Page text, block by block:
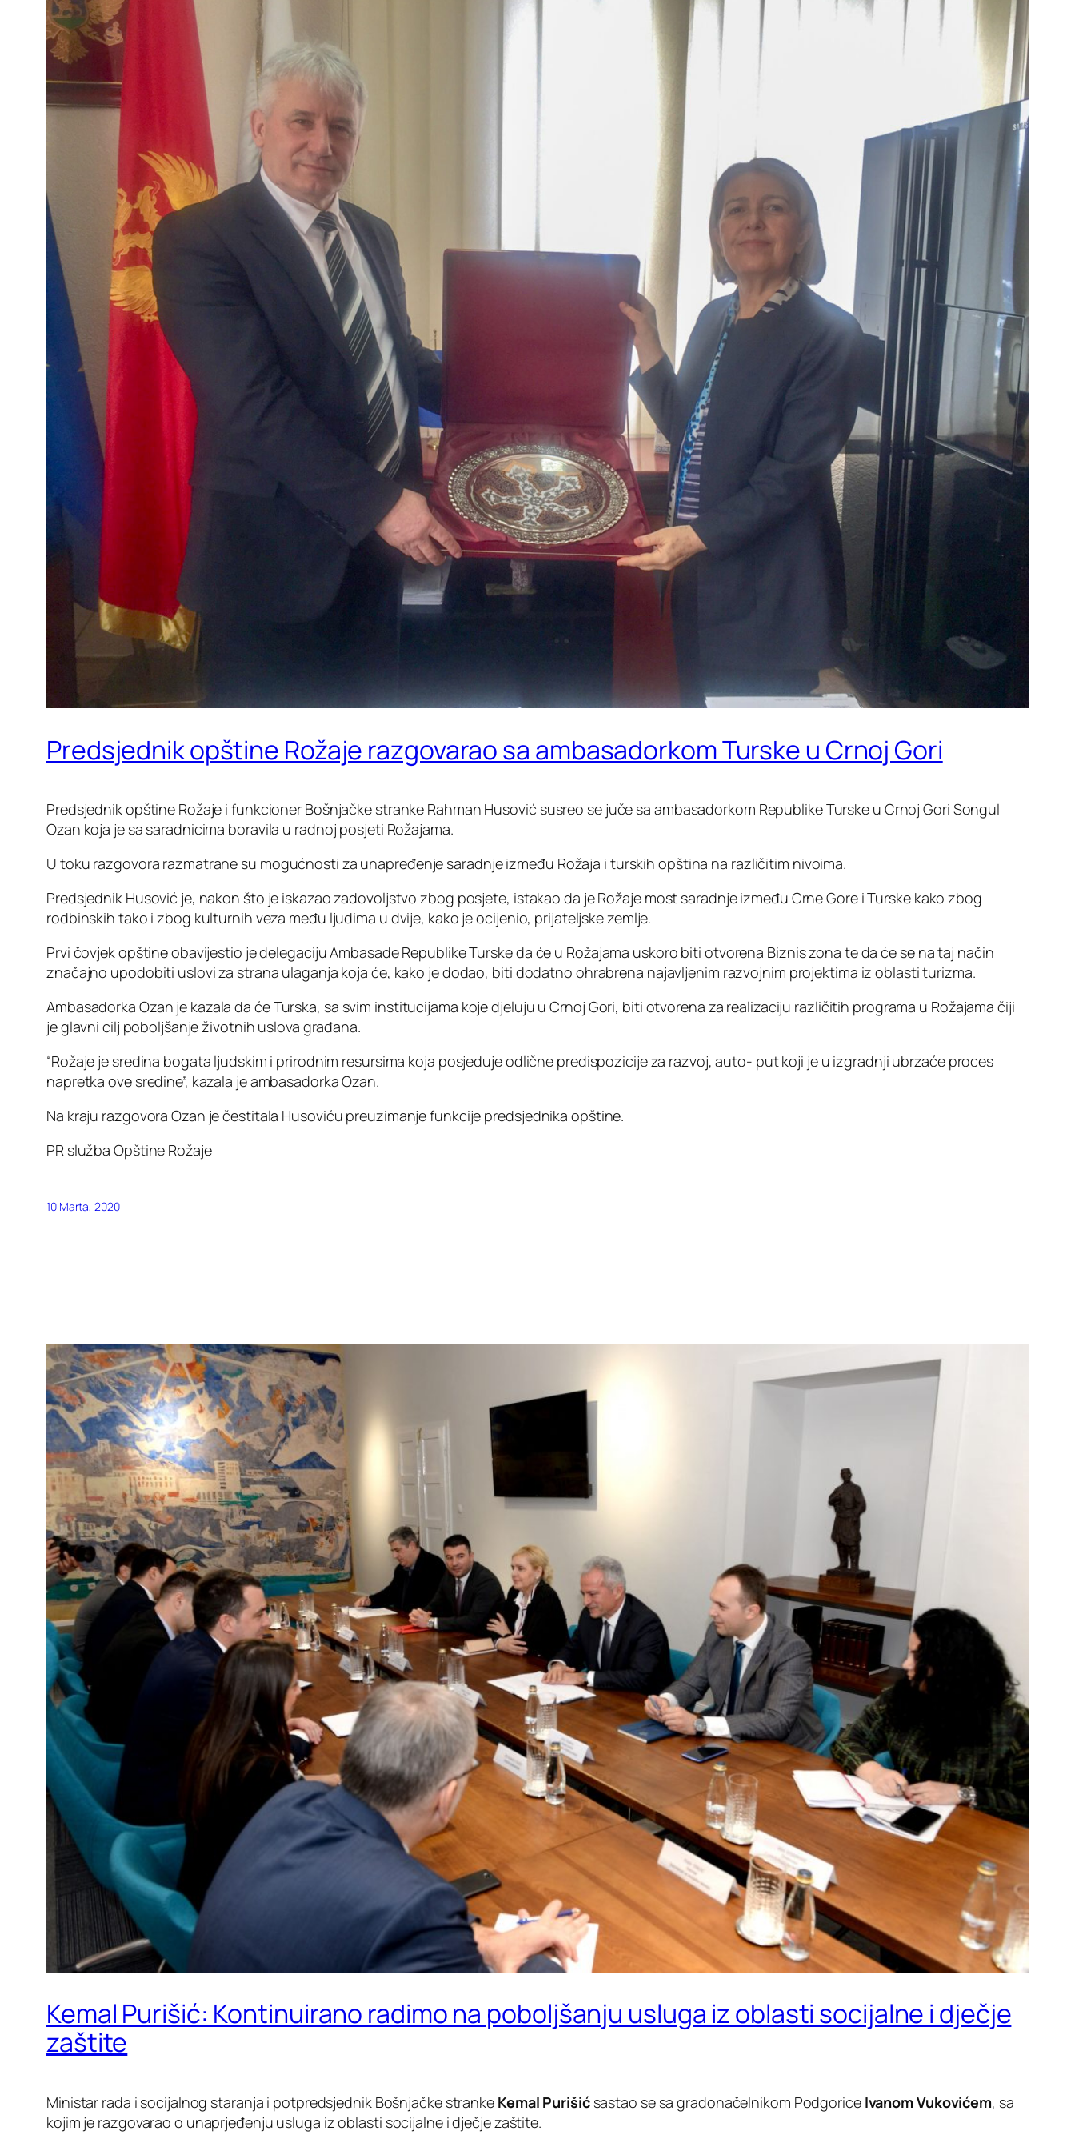
Predsjednik opštine Rožaje razgovarao sa ambasadorkom Turske u Crnoj Gori
Predsjednik opštine Rožaje i funkcioner Bošnjačke stranke Rahman Husović susreo se juče sa ambasadorkom Republike Turske u Crnoj Gori Songul
Ozan koja je sa saradnicima boravila u radnoj posjeti Rožajama.
U toku razgovora razmatrane su mogućnosti za unapređenje saradnje između Rožaja i turskih opština na različitim nivoima.
Predsjednik Husović je, nakon što je iskazao zadovoljstvo zbog posjete, istakao da je Rožaje most saradnje između Crne Gore i Turske kako zbog
rodbinskih tako i zbog kulturnih veza među ljudima u dvije, kako je ocijenio, prijateljske zemlje.
Prvi čovjek opštine obavijestio je delegaciju Ambasade Republike Turske da će u Rožajama uskoro biti otvorena Biznis zona te da će se na taj način
značajno upodobiti uslovi za strana ulaganja koja će, kako je dodao, biti dodatno ohrabrena najavljenim razvojnim projektima iz oblasti turizma.
Ambasadorka Ozan je kazala da će Turska, sa svim institucijama koje djeluju u Crnoj Gori, biti otvorena za realizaciju različitih programa u Rožajama čiji
je glavni cilj poboljšanje životnih uslova građana.
“Rožaje je sredina bogata ljudskim i prirodnim resursima koja posjeduje odlične predispozicije za razvoj, auto- put koji je u izgradnji ubrzaće proces
napretka ove sredine”, kazala je ambasadorka Ozan.
Na kraju razgovora Ozan je čestitala Husoviću preuzimanje funkcije predsjednika opštine.
PR služba Opštine Rožaje
10 Marta, 2020
Kemal Purišić: Kontinuirano radimo na poboljšanju usluga iz oblasti socijalne i dječje
zaštite
Ministar rada i socijalnog staranja i potpredsjednik Bošnjačke stranke Kemal Purišićsastao se sa gradonačelnikom Podgorice Ivanom Vukovićem, sa
kojim je razgovarao o unaprjeđenju usluga iz oblasti socijalne i dječje zaštite.